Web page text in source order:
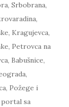
Srbobrana,
Kragujevca,
Petrovca na
Babušnice,
Požege i
portal sa